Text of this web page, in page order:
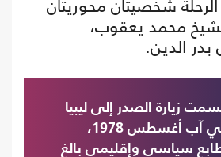
شخصيتان محوريتان
محمد يعقوب،
الدين.
زيارة الصدر إلى ليبيا
في آب أغسطس 1978،
سياسي وإقليمي بالغ